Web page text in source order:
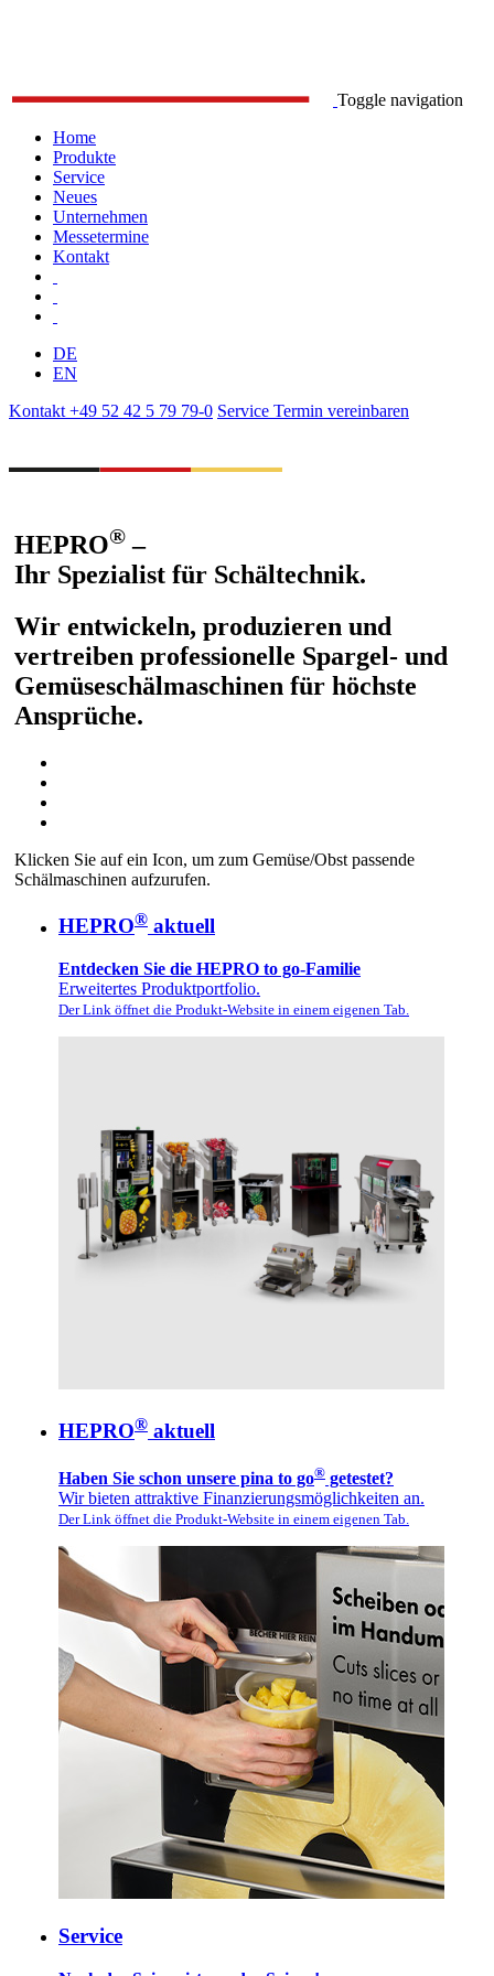
Toggle navigation
Home
Produkte
Service
Neues
Unternehmen
Messetermine
Kontakt
DE
EN
Kontakt +49 52 42 5 79 79-0 Service Termin vereinbaren
HEPRO® –
Ihr Spezialist für Schältechnik.
Wir entwickeln, produzieren und
vertreiben professionelle Spargel- und
Gemüseschälmaschinen für höchste
Ansprüche.
Klicken Sie auf ein Icon, um zum Gemüse/Obst passende
Schälmaschinen aufzurufen.
HEPRO® aktuell
Entdecken Sie die HEPRO to go-Familie
Erweitertes Produktportfolio.
Der Link öffnet die Produkt-Website in einem eigenen Tab.
HEPRO® aktuell
Haben Sie schon unsere pina to go® getestet?
Wir bieten attraktive Finanzierungsmöglichkeiten an.
Der Link öffnet die Produkt-Website in einem eigenen Tab.
Service